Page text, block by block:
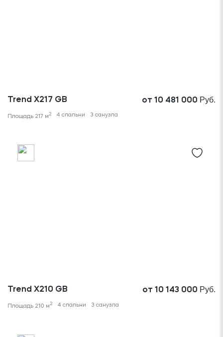
Trend X217 GB от 10 481 000 Руб.
Площадь 217 м2 4 спальни 3 санузла
Trend X210 GB от 10 143 000 Руб.
Площадь 210 м2 4 спальни 3 санузла